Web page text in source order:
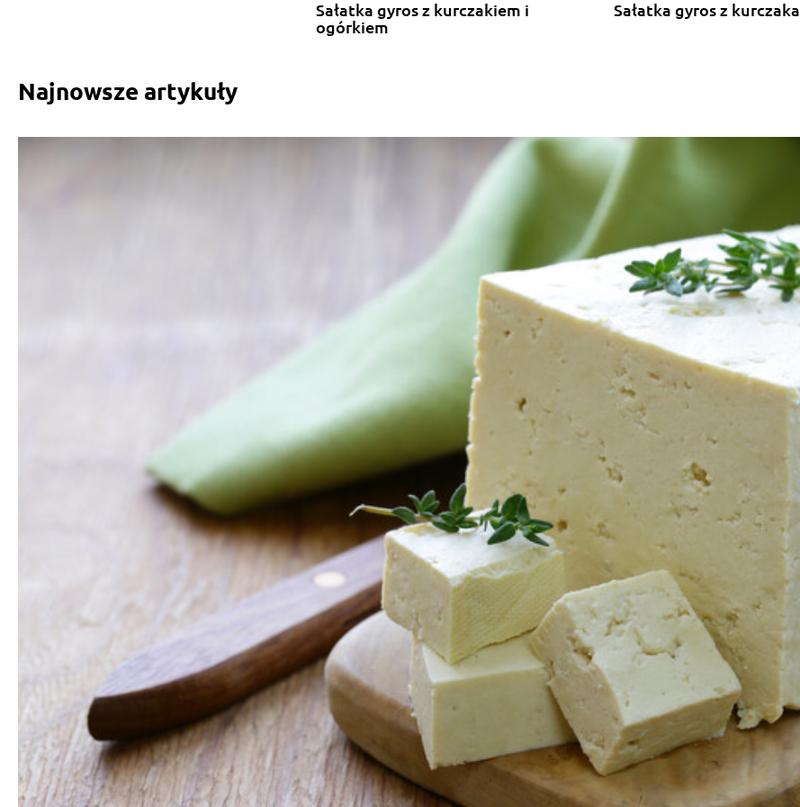
Sałatka gyros z kurczakiem i
ogórkiem
Sałatka gyros z kurczaka
Najnowsze artykuły